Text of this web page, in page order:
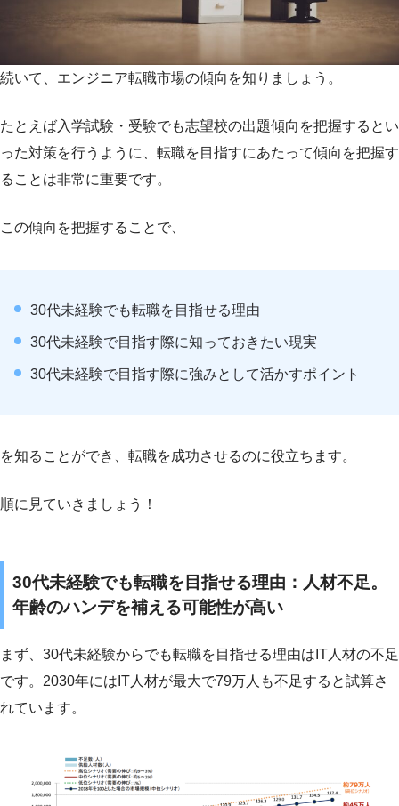
続いて、エンジニア転職市場の傾向を知りましょう。
たとえば入学試験・受験でも志望校の出題傾向を把握するとい
った対策を行うように、転職を目指すにあたって傾向を把握す
ることは非常に重要です。
この傾向を把握することで、
30代未経験でも転職を目指せる理由
30代未経験で目指す際に知っておきたい現実
30代未経験で目指す際に強みとして活かすポイント
を知ることができ、転職を成功させるのに役立ちます。
順に見ていきましょう！
30代未経験でも転職を目指せる理由：人材不足。
年齢のハンデを補える可能性が高い
まず、30代未経験からでも転職を目指せる理由はIT人材の不足
です。2030年にはIT人材が最大で79万人も不足すると試算さ
れています。